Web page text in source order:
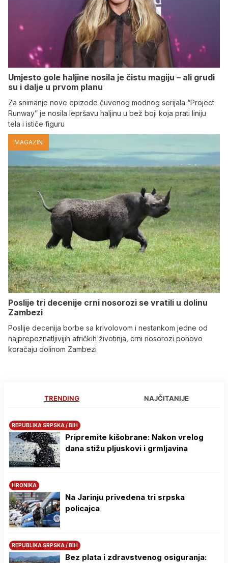
Umjesto gole haljine nosila je čistu magiju – ali grudi
su i dalje u prvom planu
Za snimanje nove epizode čuvenog modnog serijala “Project
Runway” je nosila lepršavu haljinu u bež boji koja prati liniju
tela i ističe figuru
MAGAZIN
Poslije tri decenije crni nosorozi se vratili u dolinu
Zambezi
Poslije decenija borbe sa krivolovom i nestankom jedne od
najprepoznatljivijih afričkih životinja, crni nosorozi ponovo
koračaju dolinom Zambezi
TRENDING NAJČITANIJE
REPUBLIKA SRPSKA / BIH
Pripremite kišobrane: Nakon vrelog
dana stižu pljuskovi i grmljavina
HRONIKA
Na Јarinju privedena tri srpska
policajca
REPUBLIKA SRPSKA / BIH
Bez plata i zdravstvenog osiguranja: